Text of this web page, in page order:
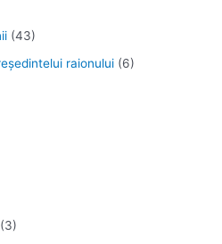
(43)
raionului (6)
(3)